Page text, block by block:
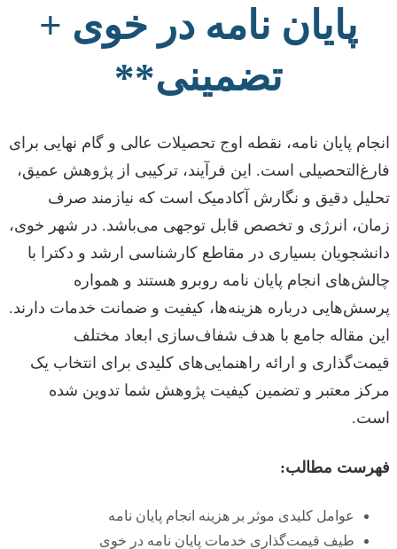
پایان نامه در خوی +
تضمینی**
انجام پایان نامه، نقطه اوج تحصیلات عالی و گام نهایی برای
فارغ‌التحصیلی است. این فرآیند، ترکیبی از پژوهش عمیق،
تحلیل دقیق و نگارش آکادمیک است که نیازمند صرف
زمان، انرژی و تخصص قابل توجهی می‌باشد. در شهر خوی،
دانشجویان بسیاری در مقاطع کارشناسی ارشد و دکترا با
چالش‌های انجام پایان نامه روبرو هستند و همواره
پرسش‌هایی درباره هزینه‌ها، کیفیت و ضمانت خدمات دارند.
این مقاله جامع با هدف شفاف‌سازی ابعاد مختلف
قیمت‌گذاری و ارائه راهنمایی‌های کلیدی برای انتخاب یک
مرکز معتبر و تضمین کیفیت پژوهش شما تدوین شده
است.
فهرست مطالب:
عوامل کلیدی موثر بر هزینه انجام پایان نامه
طیف قیمت‌گذاری خدمات پایان نامه در خوی